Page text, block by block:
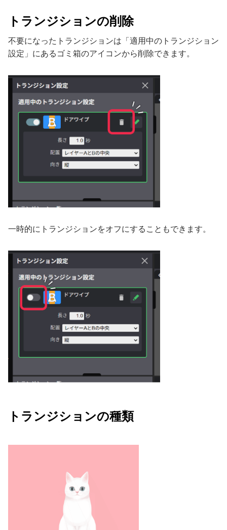
トランジションの削除
不要になったトランジションは「適用中のトランジション
設定」にあるゴミ箱のアイコンから削除できます。
一時的にトランジションをオフにすることもできます。
トランジションの種類